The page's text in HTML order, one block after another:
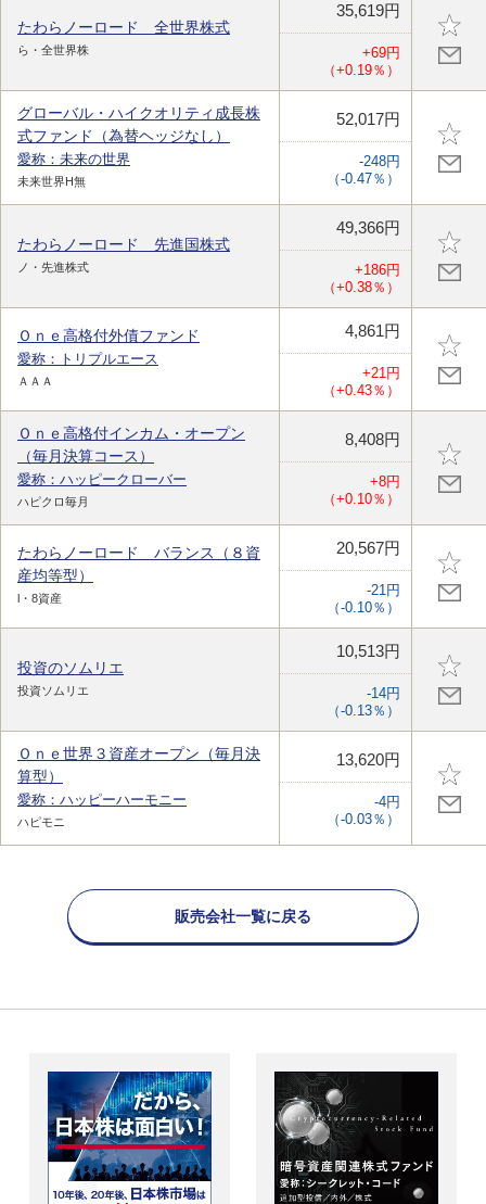
たわらノーロード 全世界株式
ら・全世界株
35,619円
+69円
（+0.19％）
グローバル・ハイクオリティ成長株
式ファンド（為替ヘッジなし）
愛称：未来の世界
未来世界H無
52,017円
-248円
（-0.47％）
たわらノーロード 先進国株式
ノ・先進株式
49,366円
+186円
（+0.38％）
Ｏｎｅ高格付外債ファンド
愛称：トリプルエース
ＡＡＡ
4,861円
+21円
（+0.43％）
Ｏｎｅ高格付インカム・オープン
（毎月決算コース）
愛称：ハッピークローバー
ハピクロ毎月
8,408円
+8円
（+0.10％）
たわらノーロード バランス（８資
産均等型）
l・8資産
20,567円
-21円
（-0.10％）
投資のソムリエ
投資ソムリエ
10,513円
-14円
（-0.13％）
Ｏｎｅ世界３資産オープン（毎月決
算型）
愛称：ハッピーハーモニー
ハピモニ
13,620円
-4円
（-0.03％）
販売会社一覧に戻る